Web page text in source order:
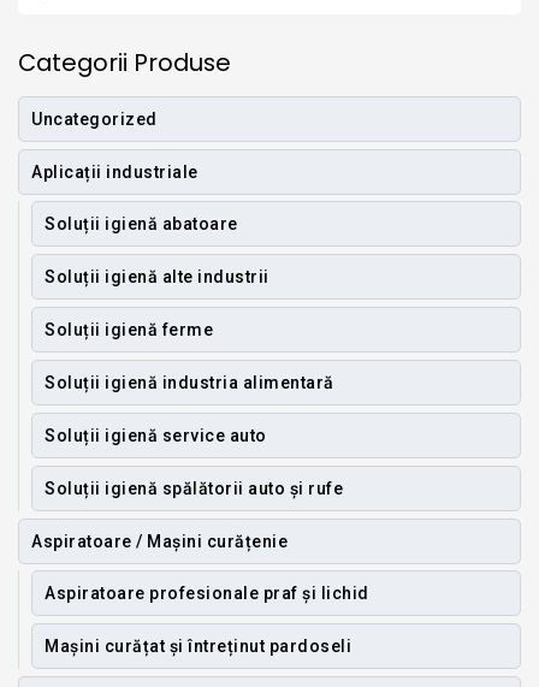
Categorii Produse
Uncategorized
Aplicații industriale
Soluții igienă abatoare
Soluții igienă alte industrii
Soluții igienă ferme
Soluții igienă industria alimentară
Soluții igienă service auto
Soluții igienă spălătorii auto și rufe
Aspiratoare / Mașini curățenie
Aspiratoare profesionale praf și lichid
Mașini curățat și întreținut pardoseli